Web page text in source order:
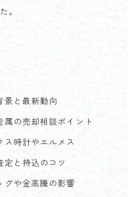
。
景と最新動向
の売却相談ポイント
ス時計やエルメス
定と持込のコツ
グや金高騰の影響